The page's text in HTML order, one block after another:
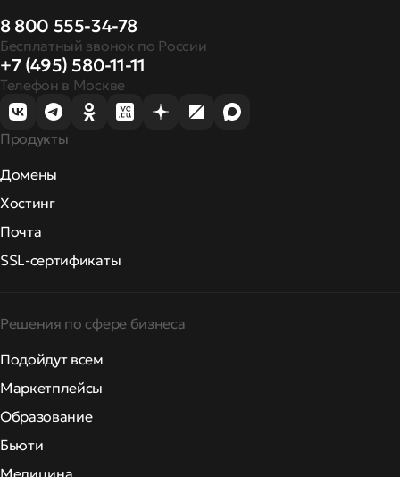
8 800 555-34-78
Бесплатный звонок по России
+7 (495) 580-11-11
Телефон в Москве
Продукты
Домены
Хостинг
Почта
SSL-сертификаты
Решения по сфере бизнеса
Подойдут всем
Маркетплейсы
Образование
Бьюти
Медицина